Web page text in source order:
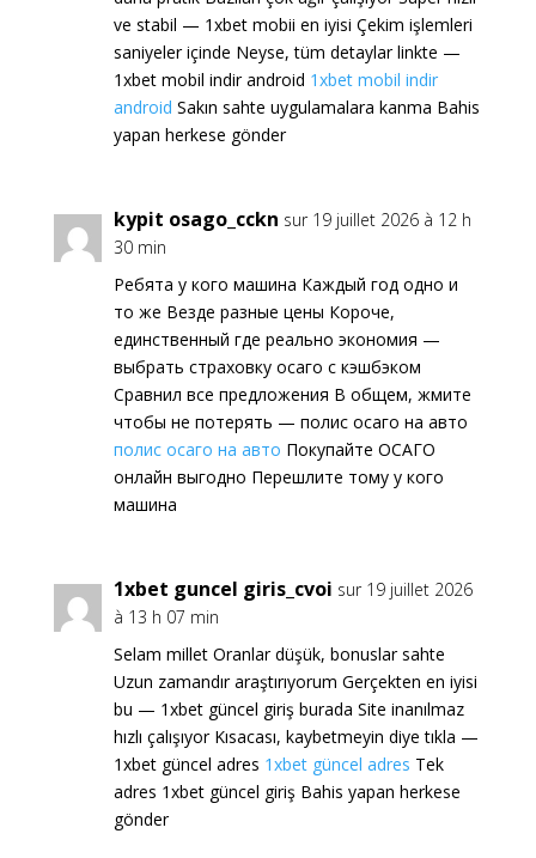
ve stabil — 1xbet mobii en iyisi Çekim işlemleri
saniyeler içinde Neyse, tüm detaylar linkte —
1xbet mobil indir android 1xbet mobil indir
android Sakın sahte uygulamalara kanma Bahis
yapan herkese gönder
kypit osago_cckn sur 19 juillet 2026 à 12 h
30 min
Ребята у кого машина Каждый год одно и
то же Везде разные цены Короче,
единственный где реально экономия —
выбрать страховку осаго с кэшбэком
Сравнил все предложения В общем, жмите
чтобы не потерять — полис осаго на авто
полис осаго на авто Покупайте ОСАГО
онлайн выгодно Перешлите тому у кого
машина
1xbet guncel giris_cvoi sur 19 juillet 2026
à 13 h 07 min
Selam millet Oranlar düşük, bonuslar sahte
Uzun zamandır araştırıyorum Gerçekten en iyisi
bu — 1xbet güncel giriş burada Site inanılmaz
hızlı çalışıyor Kısacası, kaybetmeyin diye tıkla —
1xbet güncel adres 1xbet güncel adres Tek
adres 1xbet güncel giriş Bahis yapan herkese
gönder